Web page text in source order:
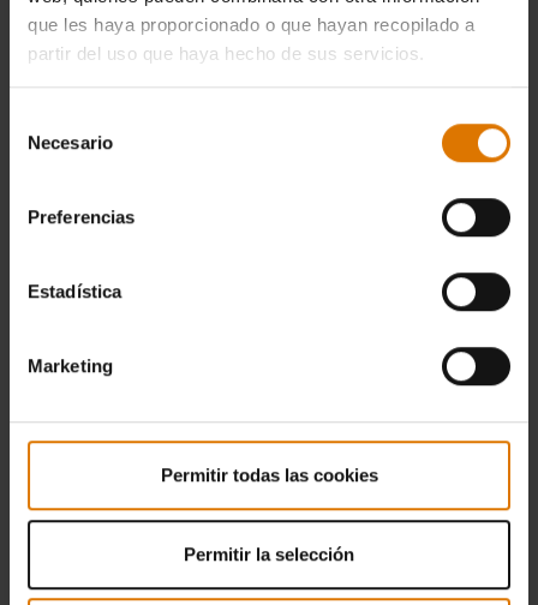
que les haya proporcionado o que hayan recopilado a
partir del uso que haya hecho de sus servicios.
Necesario
Preferencias
Estadística
Marketing
Permitir todas las cookies
Permitir la selección